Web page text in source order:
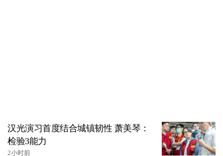
汉光演习首度结合城镇韧性 萧美琴：
检验3能力
2小时前